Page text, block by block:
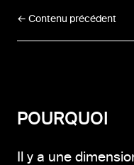
← Contenu précédent
POURQUOI
Il y a une